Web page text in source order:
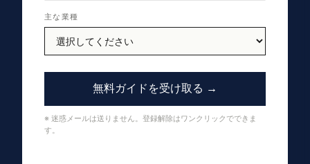
主な業種
無料ガイドを受け取る →
※ 迷惑メールは送りません。登録解除はワンクリックでできま
す。